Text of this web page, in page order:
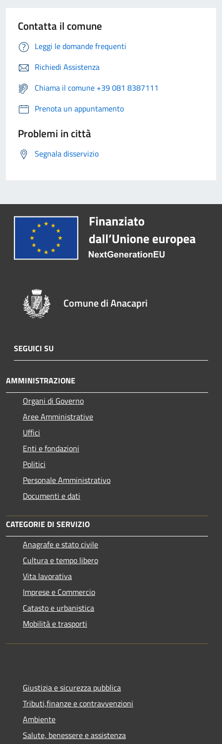
Contatta il comune
Leggi le domande frequenti
Richiedi Assistenza
Chiama il comune +39 081 8387111
Prenota un appuntamento
Problemi in città
Segnala disservizio
Comune di Anacapri
SEGUICI SU
AMMINISTRAZIONE
Organi di Governo
Aree Amministrative
Uffici
Enti e fondazioni
Politici
Personale Amministrativo
Documenti e dati
CATEGORIE DI SERVIZIO
Anagrafe e stato civile
Cultura e tempo libero
Vita lavorativa
Imprese e Commercio
Catasto e urbanistica
Mobilità e trasporti
Giustizia e sicurezza pubblica
Tributi,finanze e contravvenzioni
Ambiente
Salute, benessere e assistenza